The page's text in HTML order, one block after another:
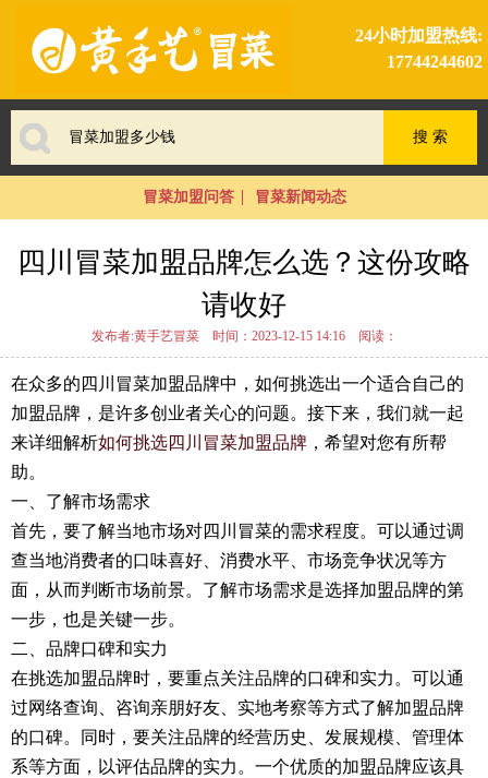
24小时加盟热线:
17744244602
冒菜加盟问答 冒菜新闻动态
四川冒菜加盟品牌怎么选？这份攻略
请收好
发布者:黄手艺冒菜 时间：2023-12-15 14:16 阅读：
在众多的四川冒菜加盟品牌中，如何挑选出一个适合自己的
加盟品牌，是许多创业者关心的问题。接下来，我们就一起
来详细解析如何挑选四川冒菜加盟品牌 ，希望对您有所帮
助。
一、了解市场需求
首先，要了解当地市场对四川冒菜的需求程度。可以通过调
查当地消费者的口味喜好、消费水平、市场竞争状况等方
面，从而判断市场前景。了解市场需求是选择加盟品牌的第
一步，也是关键一步。
二、品牌口碑和实力
在挑选加盟品牌时，要重点关注品牌的口碑和实力。可以通
过网络查询、咨询亲朋好友、实地考察等方式了解加盟品牌
的口碑。同时，要关注品牌的经营历史、发展规模、管理体
系等方面，以评估品牌的实力。一个优质的加盟品牌应该具